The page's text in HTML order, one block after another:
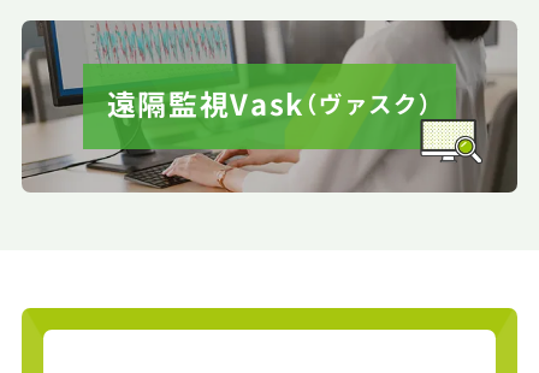
遠隔監視Vask （ヴァスク）